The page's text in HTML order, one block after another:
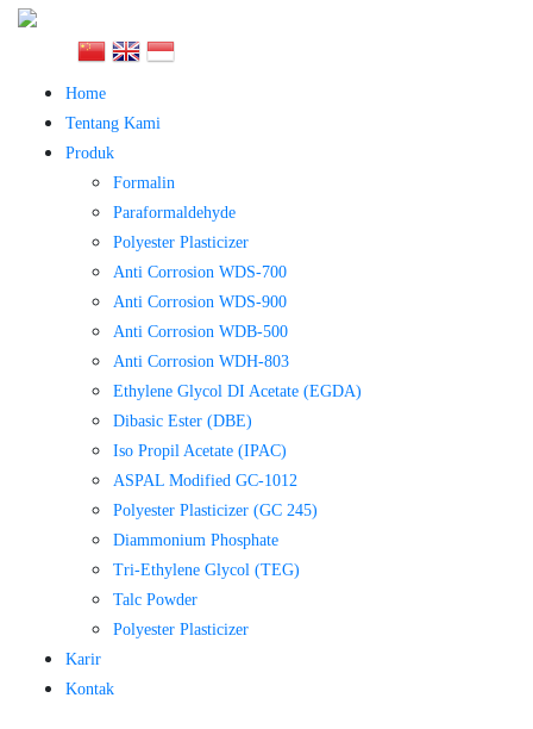
Home
Tentang Kami
Produk
Formalin
Paraformaldehyde
Polyester Plasticizer
Anti Corrosion WDS-700
Anti Corrosion WDS-900
Anti Corrosion WDB-500
Anti Corrosion WDH-803
Ethylene Glycol DI Acetate (EGDA)
Dibasic Ester (DBE)
Iso Propil Acetate (IPAC)
ASPAL Modified GC-1012
Polyester Plasticizer (GC 245)
Diammonium Phosphate
Tri-Ethylene Glycol (TEG)
Talc Powder
Polyester Plasticizer
Karir
Kontak